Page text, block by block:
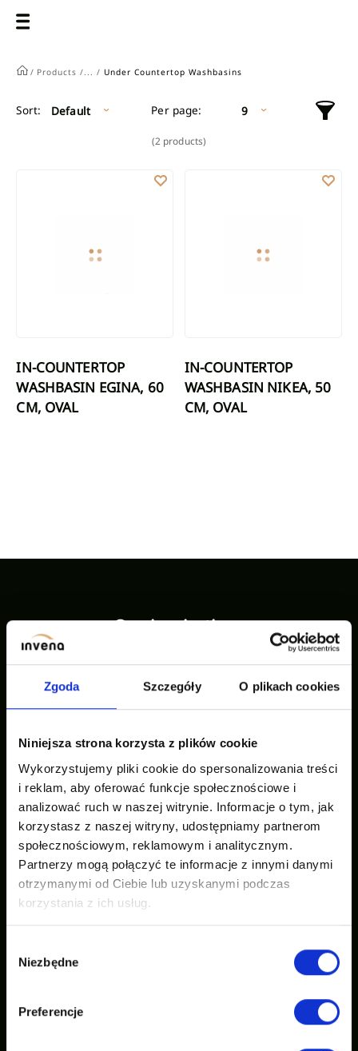
Zgoda Szczegóły O plikach cookies
Niniejsza strona korzysta z plików cookie
Wykorzystujemy pliki cookie do spersonalizowania treści
i reklam, aby oferować funkcje społecznościowe i
analizować ruch w naszej witrynie. Informacje o tym, jak
korzystasz z naszej witryny, udostępniamy partnerom
społecznościowym, reklamowym i analitycznym.
Partnerzy mogą połączyć te informacje z innymi danymi
otrzymanymi od Ciebie lub uzyskanymi podczas
korzystania z ich usług.
zgody
Niezbędne
Preferencje
/ Products / ... / Under Countertop Washbasins
Sort: Default Per page: 9
(2 products)
IN-COUNTERTOP WASHBASIN EGINA, 60 CM, OVAL
IN-COUNTERTOP
WASHBASIN EGINA, 60
CM, OVAL
IN-COUNTERTOP WASHBASIN
IN-COUNTERTOP
WASHBASIN NIKEA, 50
CM, OVAL
Our inspirations